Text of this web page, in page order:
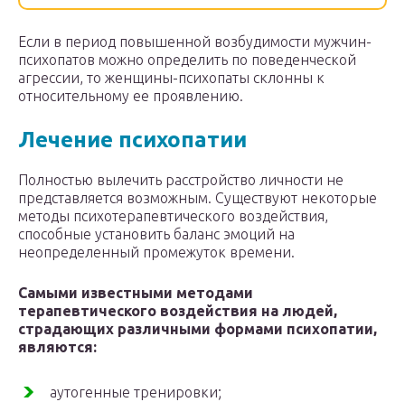
Если в период повышенной возбудимости мужчин-
психопатов можно определить по поведенческой
агрессии, то женщины-психопаты склонны к
относительному ее проявлению.
Лечение психопатии
Полностью вылечить расстройство личности не
представляется возможным. Существуют некоторые
методы психотерапевтического воздействия,
способные установить баланс эмоций на
неопределенный промежуток времени.
Самыми известными методами
терапевтического воздействия на людей,
страдающих различными формами психопатии,
являются:
аутогенные тренировки;